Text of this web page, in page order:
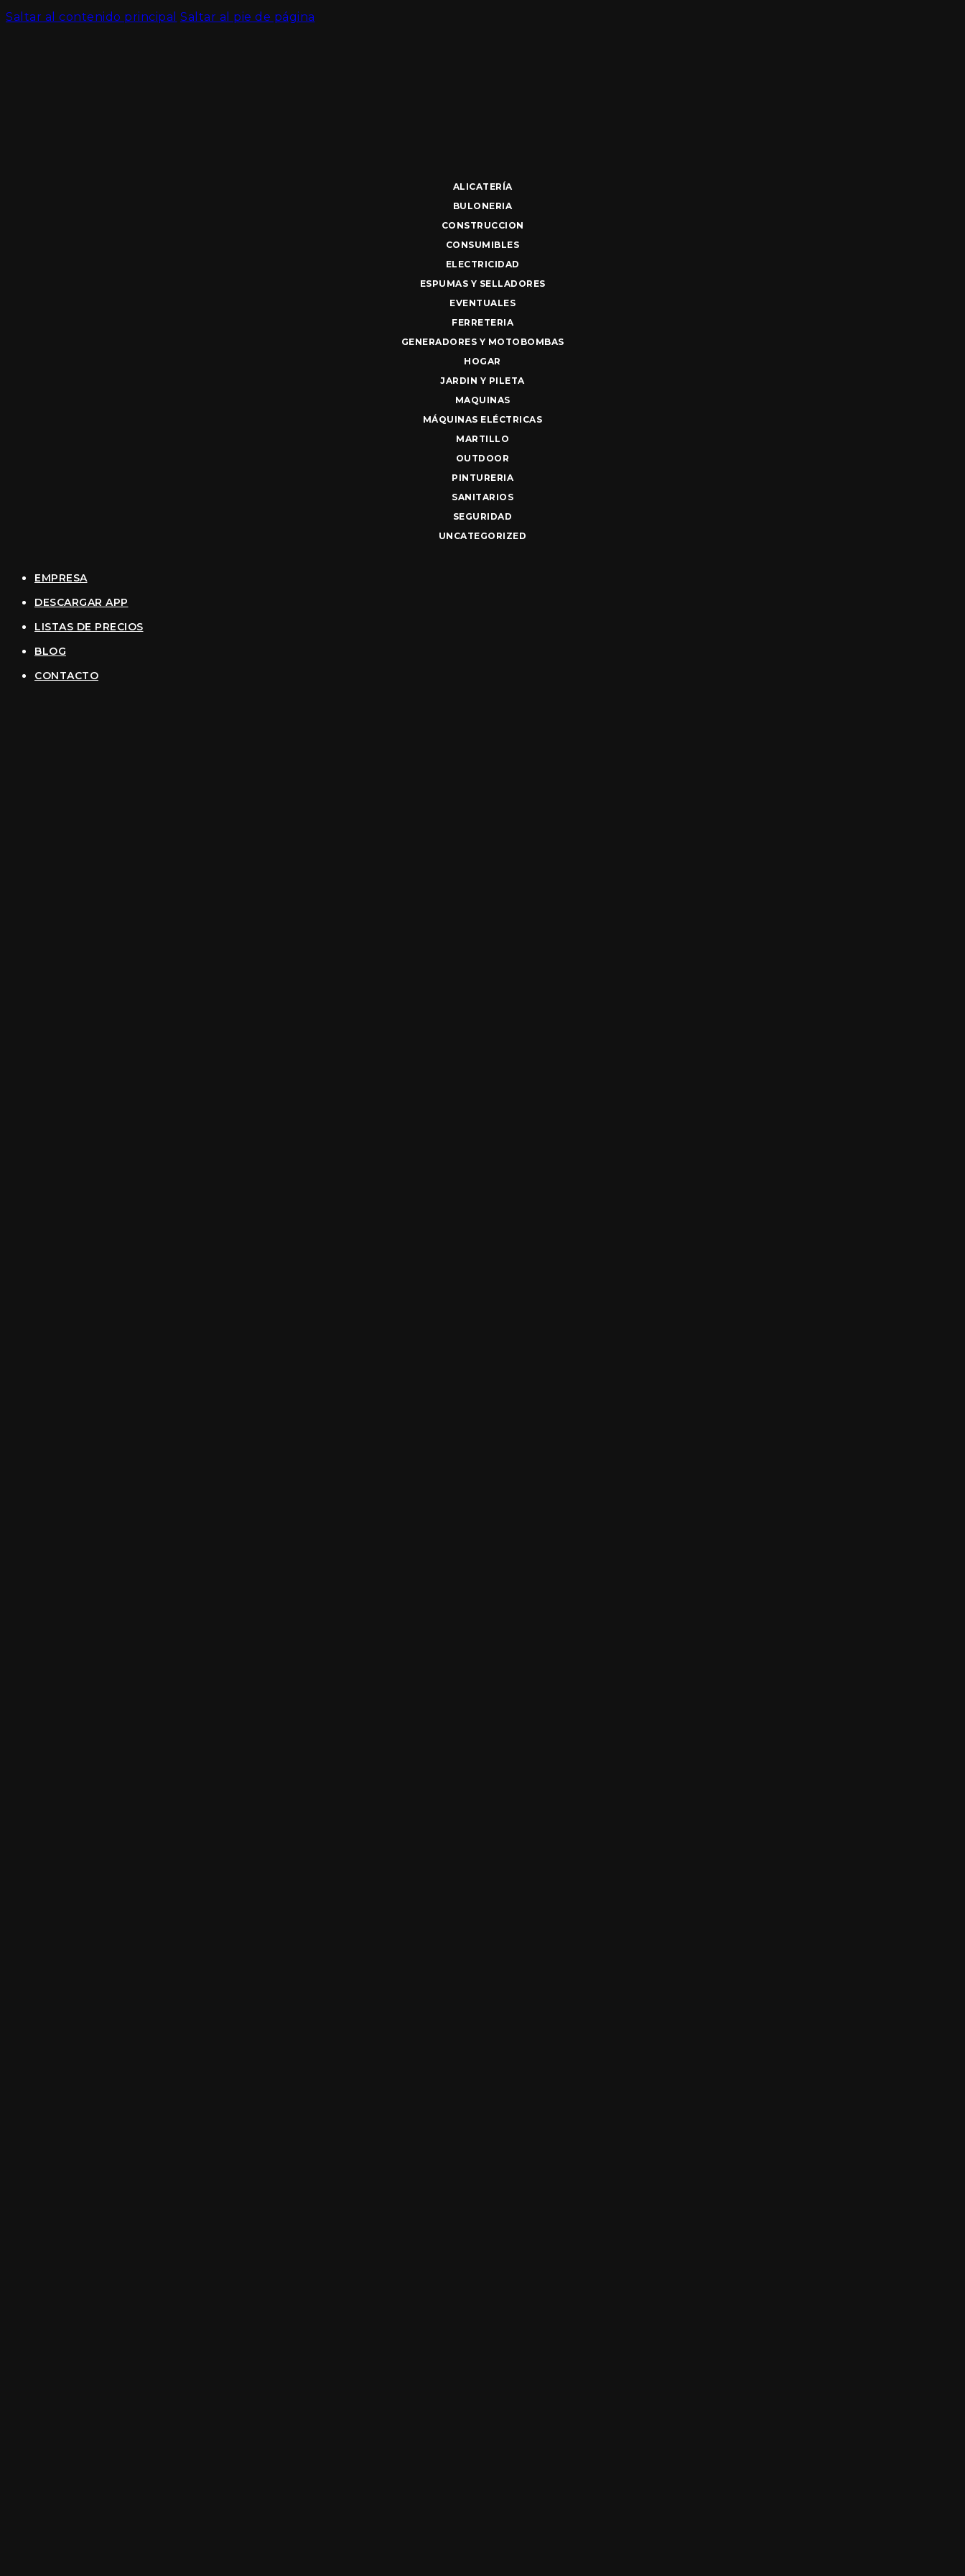
Saltar al contenido principal Saltar al pie de página
ALICATERÍA
BULONERIA
CONSTRUCCION
CONSUMIBLES
ELECTRICIDAD
ESPUMAS Y SELLADORES
EVENTUALES
FERRETERIA
GENERADORES Y MOTOBOMBAS
HOGAR
JARDIN Y PILETA
MAQUINAS
MÁQUINAS ELÉCTRICAS
MARTILLO
OUTDOOR
PINTURERIA
SANITARIOS
SEGURIDAD
UNCATEGORIZED
EMPRESA
DESCARGAR APP
LISTAS DE PRECIOS
BLOG
CONTACTO